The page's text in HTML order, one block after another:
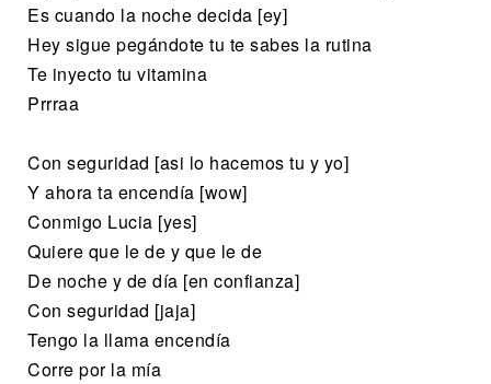
Es cuando la noche decida [ey]
Hey sigue pegándote tu te sabes la rutina
Te inyecto tu vitamina
Prrraa
Con seguridad [asi lo hacemos tu y yo]
Y ahora ta encendía [wow]
Conmigo Lucia [yes]
Quiere que le de y que le de
De noche y de día [en confianza]
Con seguridad [jaja]
Tengo la llama encendía
Corre por la mía